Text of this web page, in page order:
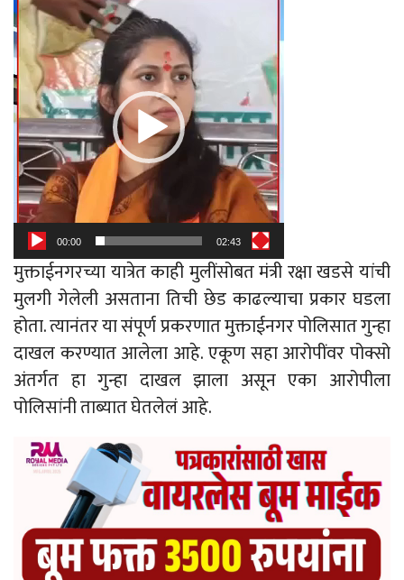
Video
Player
00:00 02:43
मुक्ताईनगरच्या यात्रेत काही मुलींसोबत मंत्री रक्षा खडसे यांची
मुलगी गेलेली असताना तिची छेड काढल्याचा प्रकार घडला
होता. त्यानंतर या संपूर्ण प्रकरणात मुक्ताईनगर पोलिसात गुन्हा
दाखल करण्यात आलेला आहे. एकूण सहा आरोपींवर पोक्सो
अंतर्गत हा गुन्हा दाखल झाला असून एका आरोपीला
पोलिसांनी ताब्यात घेतलेलं आहे.